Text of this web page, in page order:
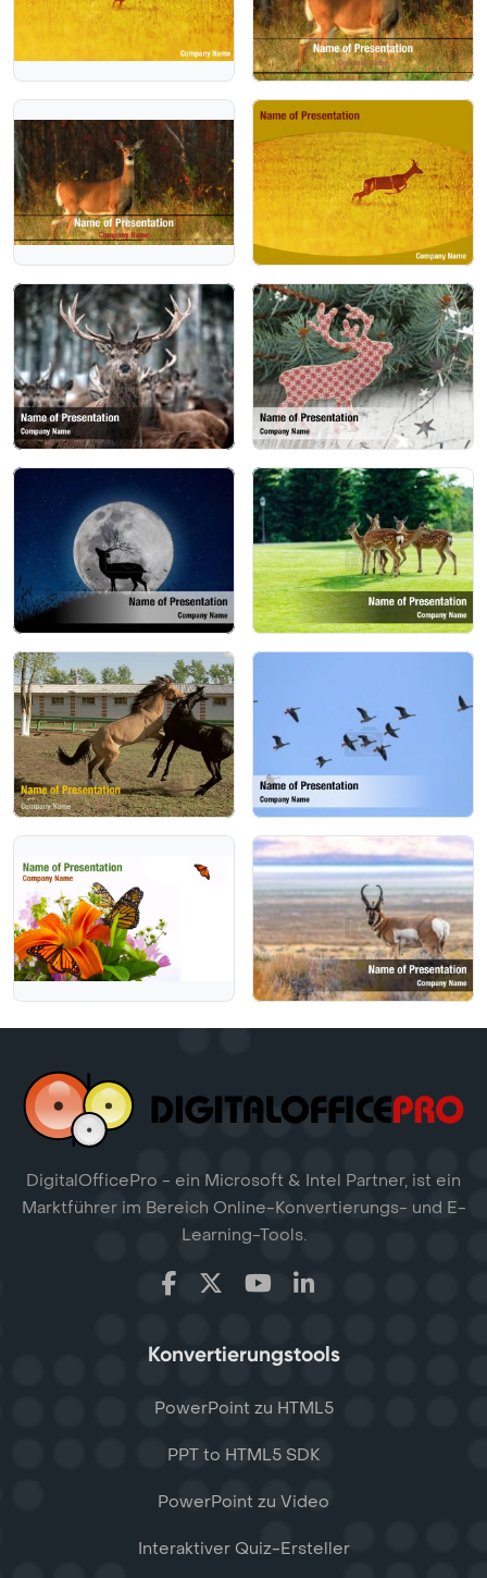
DigitalOfficePro - ein Microsoft & Intel Partner, ist ein
Marktführer im Bereich Online-Konvertierungs- und E-
Learning-Tools.
Konvertierungstools
PowerPoint zu HTML5
PPT to HTML5 SDK
PowerPoint zu Video
Interaktiver Quiz-Ersteller